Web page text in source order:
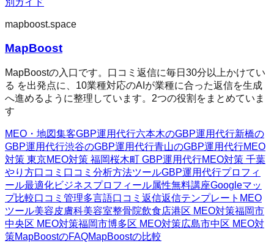
別ガイド
mapboost.space
MapBoost
MapBoostの入口です。口コミ返信に毎日30分以上かけてい
る を出発点に、10業種対応のAIが業種に合った返信を生成
へ進めるように整理しています。2つの役割をまとめていま
す
MEO・地図集客GBP運用代行六本木のGBP運用代行新橋の
GBP運用代行渋谷のGBP運用代行青山のGBP運用代行MEO
対策 東京MEO対策 福岡桜木町 GBP運用代行MEO対策 千葉
やり方口コミ 口コミ分析方法ツールGBP運用代行プロフィ
ール最適化ビジネスプロフィール属性無料講座Googleマッ
プ比較口コミ管理多言語口コミ返信返信テンプレート MEO
ツール美容皮膚科美容室整骨院飲食店港区 MEO対策福岡市
中央区 MEO対策福岡市博多区 MEO対策広島市中区 MEO対
策MapBoostのFAQMapBoostの比較